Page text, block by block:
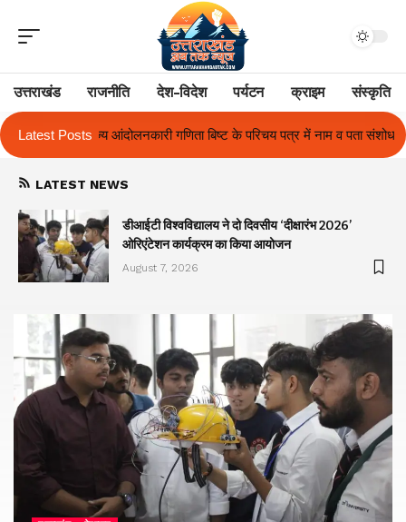
उत्तराखंड राजनीति देश-विदेश पर्यटन क्राइम संस्कृति
Latest Posts
बिष्ट के परिचय पत्र में नाम व पता संशोधन का प्रकरण का हुआ समाधान
LATEST NEWS
डीआईटी विश्वविद्यालय ने दो दिवसीय ‘दीक्षारंभ 2026’
ओरिएंटेशन कार्यक्रम का किया आयोजन
August 7, 2026